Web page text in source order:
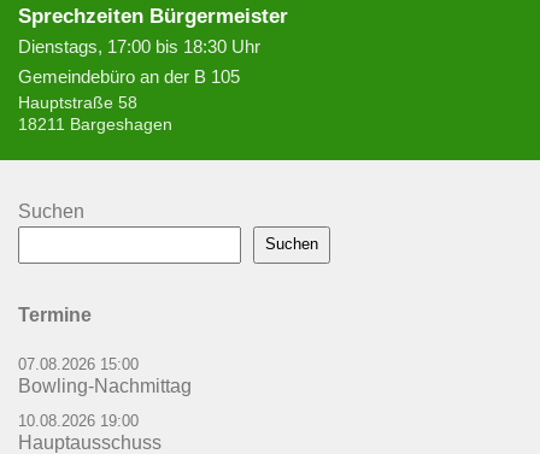
Sprechzeiten Bürgermeister
Dienstags, 17:00 bis 18:30 Uhr
Gemeindebüro an der B 105
Hauptstraße 58
18211 Bargeshagen
Suchen
Suchen
Termine
07.08.2026 15:00
Bowling-Nachmittag
10.08.2026 19:00
Hauptausschuss